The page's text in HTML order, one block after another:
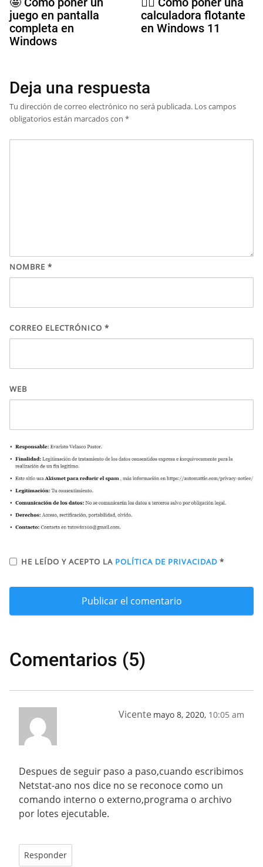
juego en pantalla
completa en
Windows
calculadora flotante
en Windows 11
Deja una respuesta
Tu dirección de correo electrónico no será publicada. Los campos
obligatorios están marcados con *
NOMBRE *
CORREO ELECTRÓNICO *
WEB
HE LEÍDO Y ACEPTO LA POLÍTICA DE PRIVACIDAD *
Comentarios (5)
Vicente mayo 8, 2020, 10:05 am
Despues de seguir paso a paso,cuando escribimos
Netstat-ano nos dice no se reconoce como un
comando interno o externo,programa o archivo
por lotes ejecutable.
Responder